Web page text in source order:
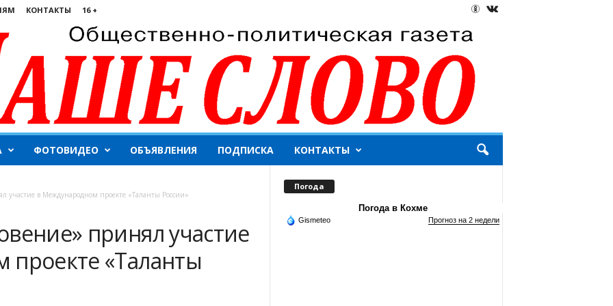
КОНТАКТЫ 16 +
ФОТОВИДЕО ОБЪЯВЛЕНИЯ ПОДПИСКА КОНТАКТЫ
участие в Международном проекте «Таланты России»
принял участие
«Таланты
Погода
Погода в Кохме
Gismeteo Прогноз на 2 недели